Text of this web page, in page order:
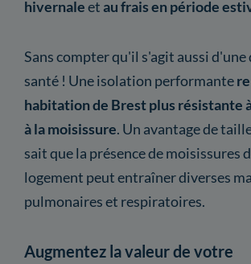
hivernaleetau frais en période
Sans compter qu'il s'agit aussi
santé ! Une isolation performante
habitation de Brest plus résistante
à la moisissure. Un avantage de
sait que la présence de moisissures
logement peut entraîner diverses
pulmonaires et respiratoires.
Augmentez la valeur de votre